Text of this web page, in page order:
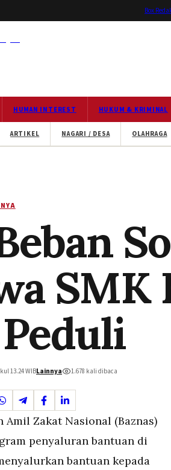
Box
HUMAN INTEREST HUKUM & KRIMINAL
ARTIKEL NAGARI / DESA OLAHRAGA
SMK
13.24WIBLainnya 1.678 kali dibaca
Zakat Nasional (Baznas)
penyaluran bantuan di
bantuan kepada